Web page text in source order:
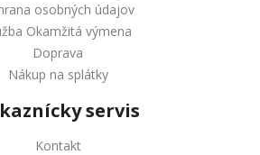
osobných údajov
Okamžitá výmena
Doprava
Nákup na splátky
servis
Kontakt